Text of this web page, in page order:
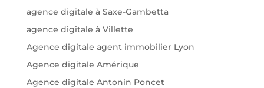
agence digitale à Saxe-Gambetta
agence digitale à Villette
Agence digitale agent immobilier Lyon
Agence digitale Amérique
Agence digitale Antonin Poncet